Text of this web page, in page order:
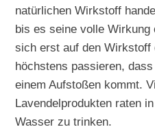
natürlichen Wirkstoff
bis es seine volle
sich erst auf den Wirkstoff
höchstens passieren,
einem Aufstoßen kommt.
Lavendelprodukten raten
Wasser zu trinken.